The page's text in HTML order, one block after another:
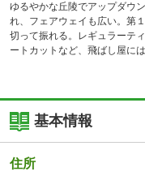
ゆるやかな丘陵でアップダウ
れ、フェアウェイも広い。第
切って振れる。レギュラーテ
ートカットなど、飛ばし屋に
基本情報
住所